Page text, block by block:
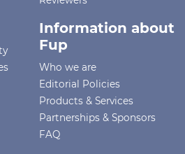
Information about
Fup
Who we are
Editorial Policies
Products & Services
Partnerships & Sponsors
FAQ